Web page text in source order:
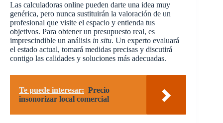
Las calculadoras online pueden darte una idea muy
genérica, pero nunca sustituirán la valoración de un
profesional que visite el espacio y entienda tus
objetivos. Para obtener un presupuesto real, es
imprescindible un análisis in situ. Un experto evaluará
el estado actual, tomará medidas precisas y discutirá
contigo las calidades y soluciones más adecuadas.
Te puede interesar: Precio
insonorizar local comercial